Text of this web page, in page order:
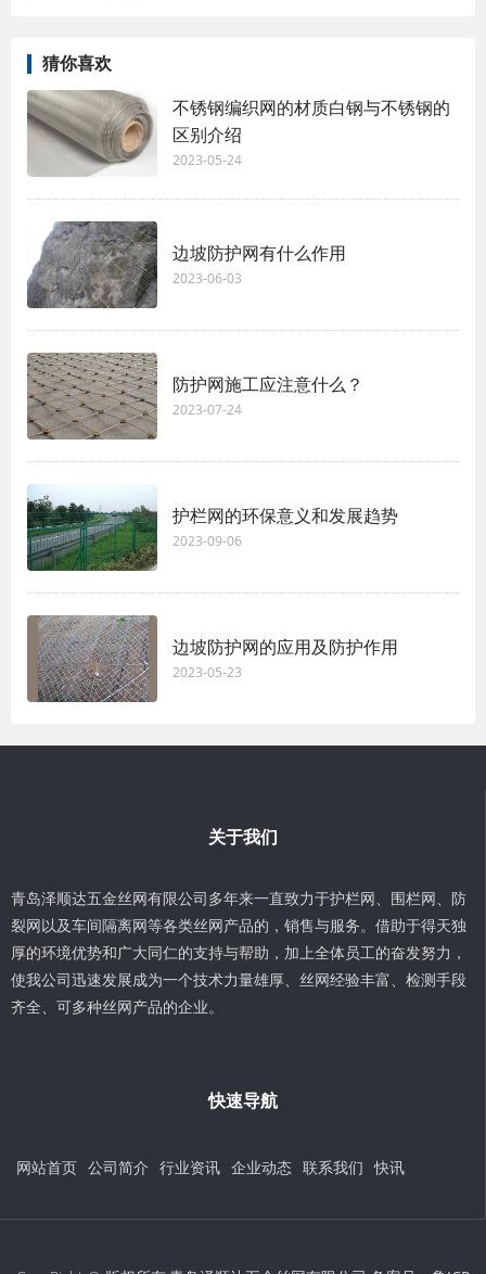
猜你喜欢
不锈钢编织网的材质白钢与不锈钢的
区别介绍
2023-05-24
边坡防护网有什么作用
2023-06-03
防护网施工应注意什么？
2023-07-24
护栏网的环保意义和发展趋势
2023-09-06
边坡防护网的应用及防护作用
2023-05-23
关于我们
青岛泽顺达五金丝网有限公司多年来一直致力于护栏网、围栏网、防
裂网以及车间隔离网等各类丝网产品的，销售与服务。借助于得天独
厚的环境优势和广大同仁的支持与帮助，加上全体员工的奋发努力，
使我公司迅速发展成为一个技术力量雄厚、丝网经验丰富、检测手段
齐全、可多种丝网产品的企业。
快速导航
网站首页 公司简介 行业资讯 企业动态 联系我们 快讯